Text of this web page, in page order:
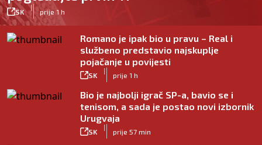
SK
|
prije 1 h
Romano je ipak bio u pravu – Real i
službeno predstavio najskuplje
pojačanje u povijesti
SK
|
prije 1 h
Bio je najbolji igrač SP-a, bavio se i
tenisom, a sada je postao novi izbornik
Urugvaja
SK
|
prije 57 min